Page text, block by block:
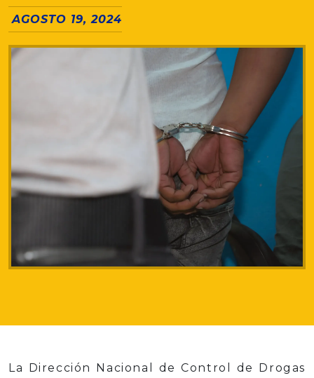
AGOSTO 19, 2024
La Dirección Nacional de Control de Drogas